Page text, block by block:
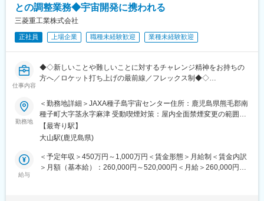
・各種プロジェクトへの参加
※担当エリアは選考時の希望を考慮の上、決定します。
【入社直後の流れ】
す。
■入社～1カ月目
格取得。なお、資格取得のための費用は当社負担となります。
■1～3か月目
・OJTを受けながら日勤・夜勤両方の介護現場での業務をお任せ
します。
※研修終了後は現場業務は無くなるため日勤のみ
■3～6か月目
・マネージャー業務を学んでいただきます。ピープルマネジメン
との調整業務◆宇宙開発に携われる
三菱重工業株式会社
正社員 上場企業 職種未経験歓迎 業種未経験歓迎
仕事内容
◆◇新しいことや難しいことに対するチャレンジ精神をお持ちの
方へ／ロケット打ち上げの最前線／フレックス制◆◇
■業務内容
JAXA種子島宇宙センターにおいて、ロケットの打ち上げを行うチ
ームの一員として、搭載される衛星（顧客）との調整業務をご担
当いただきます。主な業務は以下の通りです。
・ロケットに搭載する衛星について、打ち上げ前に種子島で実施
する点検・整備内容の調整および実行支援
勤務地
＜勤務地詳細＞JAXA種子島宇宙センター住所：鹿児島県熊毛郡南
種子町大字茎永字麻津 受動喫煙対策：屋内全面禁煙変更の範囲：
会社の定める事業所（リモートワーク含む）
【最寄り駅】
大山駅(鹿児島県)
給与
＜予定年収＞450万円～1,000万円＜賃金形態＞月給制＜賃金内訳
＞月額（基本給）：260,000円～520,000円＜月給＞260,000円～